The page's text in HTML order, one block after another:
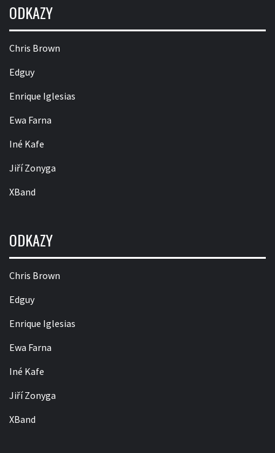
ODKAZY
Chris Brown
Edguy
Enrique Iglesias
Ewa Farna
Iné Kafe
Jiří Zonyga
XBand
ODKAZY
Chris Brown
Edguy
Enrique Iglesias
Ewa Farna
Iné Kafe
Jiří Zonyga
XBand